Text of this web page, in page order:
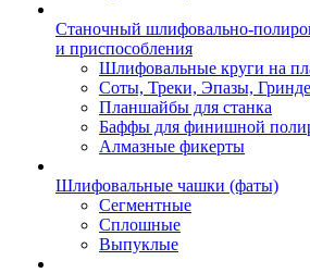
Станочный шлифовально-
и приспособления
Шлифовальные круги на
Соты, Треки, Эпазы,
Планшайбы для станка
Баффы для финишной
Алмазные фикерты
Шлифовальные чашки (фаты)
Сегментные
Сплошные
Выпуклые